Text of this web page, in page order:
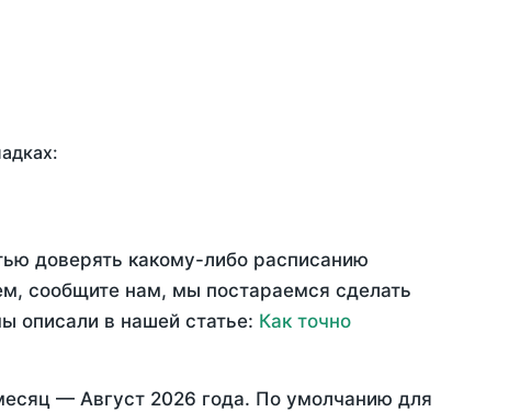
доверять какому-либо расписанию
сообщите нам, мы постараемся сделать
описали в нашей статье: Как точно
— Август 2026 года. По умолчанию для